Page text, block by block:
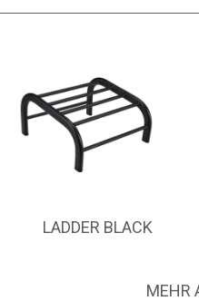
LADDER BLACK
MEHR